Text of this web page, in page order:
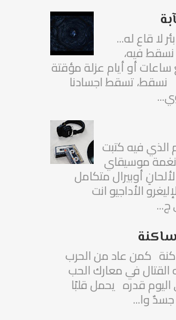
لا قاع له...
نسقط فيه،
أو أيام عزلة مؤقتة
نسقط، تسقط اجسادنا
الذي فيه كتبت
نغمة موسيقاي
أوبيرال متكامل
الأداجيو انت
ج...
كمن عاد من الحرب
القتال في معارك الحب
قدره يحمل قلبًا
جسدٌ وا...